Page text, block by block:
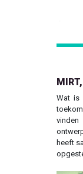
Wat is
heeft